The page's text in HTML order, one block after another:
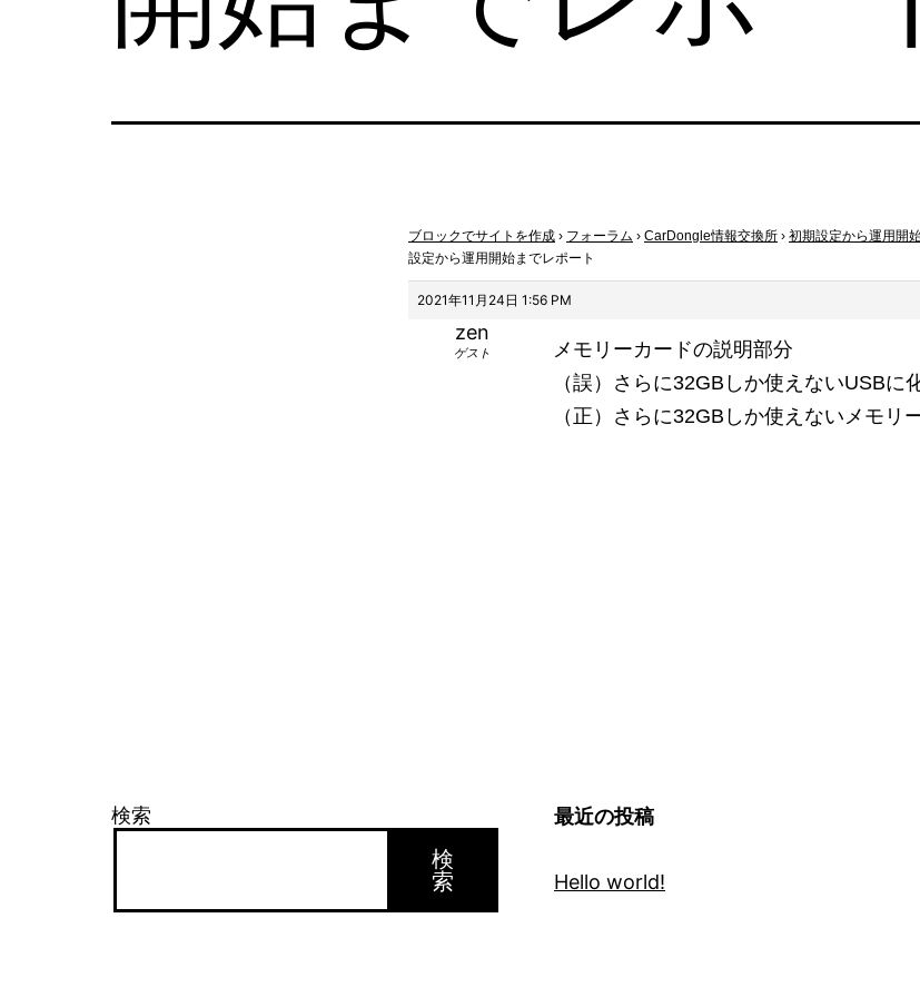
ブロックでサイトを作成 › フォーラム › CarDongle情報交換所 › 初期設定から運用開
設定から運用開始までレポート
2021年11月24日 1:56 PM
zen
ゲスト
メモリーカードの説明部分
（誤）さらに32GBしか使えないUSBに
（正）さらに32GBしか使えないメモリ
検索
検
索
最近の投稿
Hello world!